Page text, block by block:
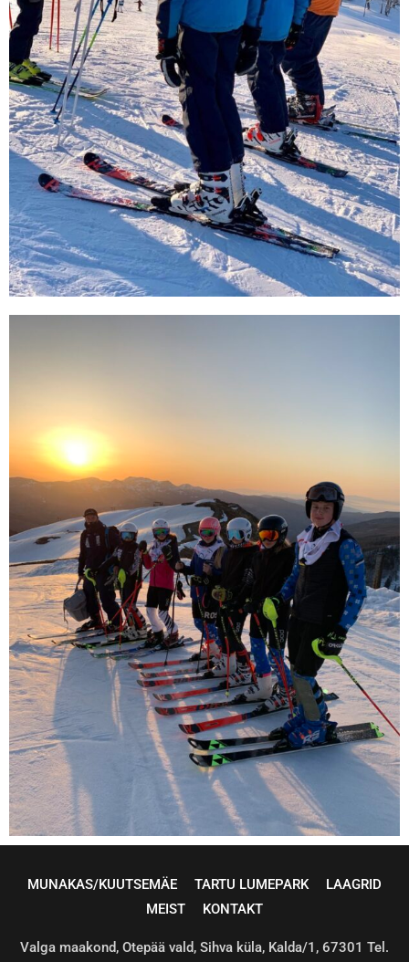
MUNAKAS/KUUTSEMÄE TARTU LUMEPARK
LAAGRID
MEIST
KONTAKT
Valga maakond, Otepää vald, Sihva küla, Kalda/1, 67301 Tel.